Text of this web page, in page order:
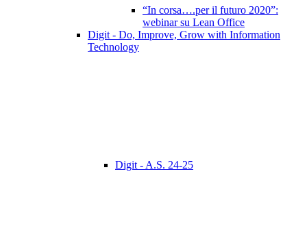
“In corsa….per il futuro 2020”:
webinar su Lean Office
Digit - Do, Improve, Grow with Information
Technology
Digit - A.S. 24-25